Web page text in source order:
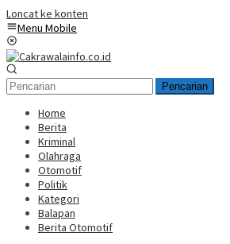
Loncat ke konten
Menu Mobile
Pencarian
Home
Berita
Kriminal
Olahraga
Otomotif
Politik
Kategori
Balapan
Berita Otomotif